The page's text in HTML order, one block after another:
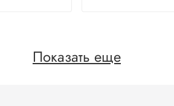
Показать еще